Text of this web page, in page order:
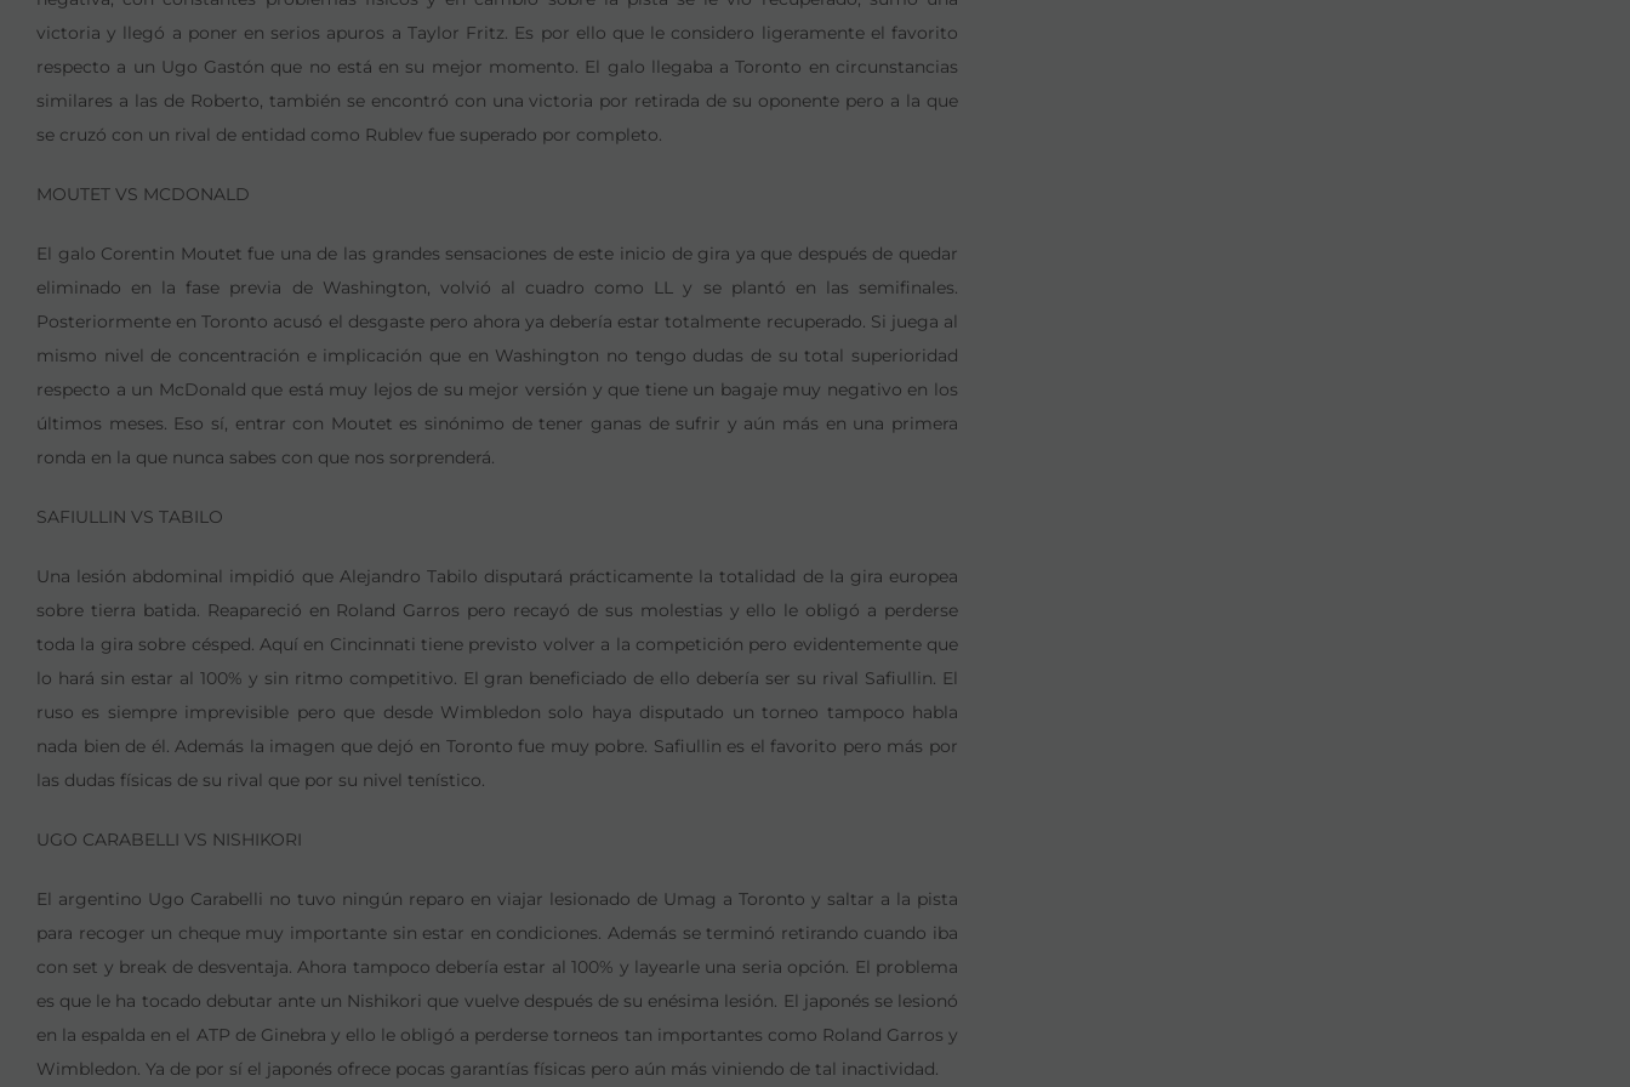
victoria y llegó a poner en serios apuros a Taylor Fritz. Es por ello que le considero ligeramente el favorito
respecto a un Ugo Gastón que no está en su mejor momento. El galo llegaba a Toronto en circunstancias
similares a las de Roberto, también se encontró con una victoria por retirada de su oponente pero a la que
se cruzó con un rival de entidad como Rublev fue superado por completo.
MOUTET VS MCDONALD
El galo Corentin Moutet fue una de las grandes sensaciones de este inicio de gira ya que después de quedar
eliminado en la fase previa de Washington, volvió al cuadro como LL y se plantó en las semifinales.
Posteriormente en Toronto acusó el desgaste pero ahora ya debería estar totalmente recuperado. Si juega al
mismo nivel de concentración e implicación que en Washington no tengo dudas de su total superioridad
respecto a un McDonald que está muy lejos de su mejor versión y que tiene un bagaje muy negativo en los
últimos meses. Eso sí, entrar con Moutet es sinónimo de tener ganas de sufrir y aún más en una primera
ronda en la que nunca sabes con que nos sorprenderá.
SAFIULLIN VS TABILO
Una lesión abdominal impidió que Alejandro Tabilo disputará prácticamente la totalidad de la gira europea
sobre tierra batida. Reapareció en Roland Garros pero recayó de sus molestias y ello le obligó a perderse
toda la gira sobre césped. Aquí en Cincinnati tiene previsto volver a la competición pero evidentemente que
lo hará sin estar al 100% y sin ritmo competitivo. El gran beneficiado de ello debería ser su rival Safiullin. El
ruso es siempre imprevisible pero que desde Wimbledon solo haya disputado un torneo tampoco habla
nada bien de él. Además la imagen que dejó en Toronto fue muy pobre. Safiullin es el favorito pero más por
las dudas físicas de su rival que por su nivel tenístico.
UGO CARABELLI VS NISHIKORI
El argentino Ugo Carabelli no tuvo ningún reparo en viajar lesionado de Umag a Toronto y saltar a la pista
para recoger un cheque muy importante sin estar en condiciones. Además se terminó retirando cuando iba
con set y break de desventaja. Ahora tampoco debería estar al 100% y layearle una seria opción. El problema
es que le ha tocado debutar ante un Nishikori que vuelve después de su enésima lesión. El japonés se lesionó
en la espalda en el ATP de Ginebra y ello le obligó a perderse torneos tan importantes como Roland Garros y
Wimbledon. Ya de por sí el japonés ofrece pocas garantías físicas pero aún más viniendo de tal inactividad.